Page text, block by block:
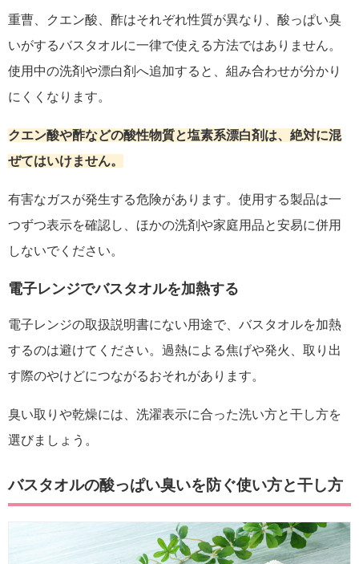
重曹、クエン酸、酢はそれぞれ性質が異なり、酸っぱい臭
いがするバスタオルに一律で使える方法ではありません。
使用中の洗剤や漂白剤へ追加すると、組み合わせが分かり
にくくなります。
クエン酸や酢などの酸性物質と塩素系漂白剤は、絶対に混
ぜてはいけません。
有害なガスが発生する危険があります。使用する製品は一
つずつ表示を確認し、ほかの洗剤や家庭用品と安易に併用
しないでください。
電子レンジでバスタオルを加熱する
電子レンジの取扱説明書にない用途で、バスタオルを加熱
するのは避けてください。過熱による焦げや発火、取り出
す際のやけどにつながるおそれがあります。
臭い取りや乾燥には、洗濯表示に合った洗い方と干し方を
選びましょう。
バスタオルの酸っぱい臭いを防ぐ使い方と干し方